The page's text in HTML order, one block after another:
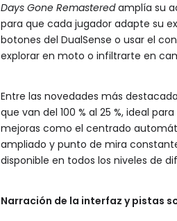
Days Gone Remasteredamplía su
para que cada jugador adapte su
botones del DualSense o usar el
explorar en moto o infiltrarte en
Entre las novedades más
que van del 100 % al 25 %, ideal
mejoras como el centrado
ampliado y punto de mira
disponible en todos los niveles de
Narración de la interfaz y pistas